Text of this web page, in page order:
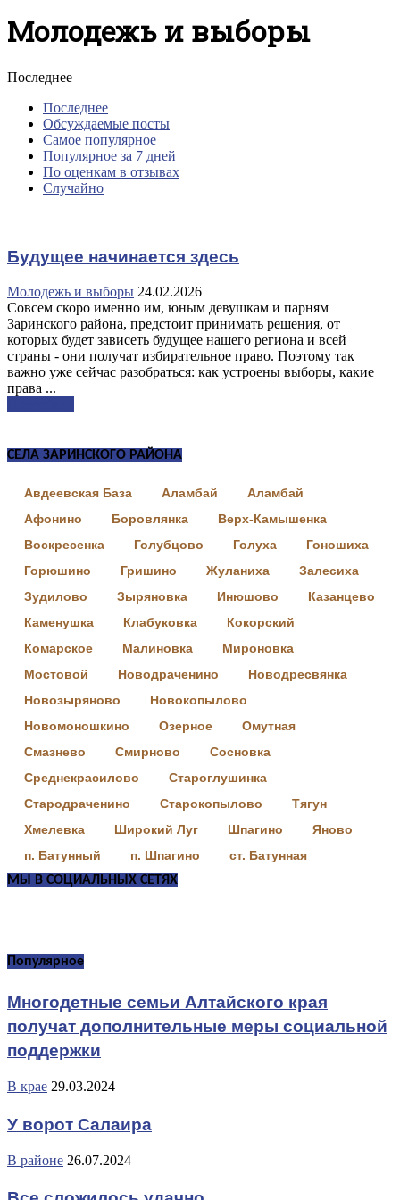
Молодежь и выборы
Последнее
Последнее
Обсуждаемые посты
Самое популярное
Популярное за 7 дней
По оценкам в отзывах
Случайно
Будущее начинается здесь
Молодежь и выборы 24.02.2026
Совсем скоро именно им, юным девушкам и парням
Заринского района, предстоит принимать решения, от
которых будет зависеть будущее нашего региона и всей
страны - они получат избирательное право. Поэтому так
важно уже сейчас разобраться: как устроены выборы, какие
права ...
СЕЛА ЗАРИНСКОГО РАЙОНА
Авдеевская База Аламбай
Аламбай
Афонино
Боровлянка
Верх-Камышенка
Воскресенка
Голубцово Голуха
Гоношиха
Горюшино
Гришино Жуланиха
Залесиха
Зудилово
Зыряновка Инюшово
Казанцево
Каменушка
Клабуковка
Кокорский
Комарское
Малиновка
Мироновка
Мостовой
Новодраченино
Новодресвянка
Новозыряново
Новокопылово
Новомоношкино
Озерное
Омутная
Смазнево
Смирново
Сосновка
Среднекрасилово
Староглушинка
Стародраченино
Старокопылово
Тягун
Хмелевка
Широкий Луг Шпагино
Яново
п. Батунный
п. Шпагино
ст. Батунная
МЫ В СОЦИАЛЬНЫХ СЕТЯХ
Популярное
Многодетные семьи Алтайского края
получат дополнительные меры социальной
поддержки
В крае 29.03.2024
У ворот Салаира
В районе 26.07.2024